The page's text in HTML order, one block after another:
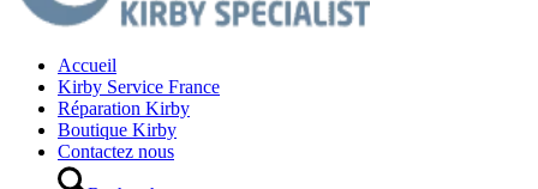
Accueil
Kirby Service France
Réparation Kirby
Boutique Kirby
Contactez nous